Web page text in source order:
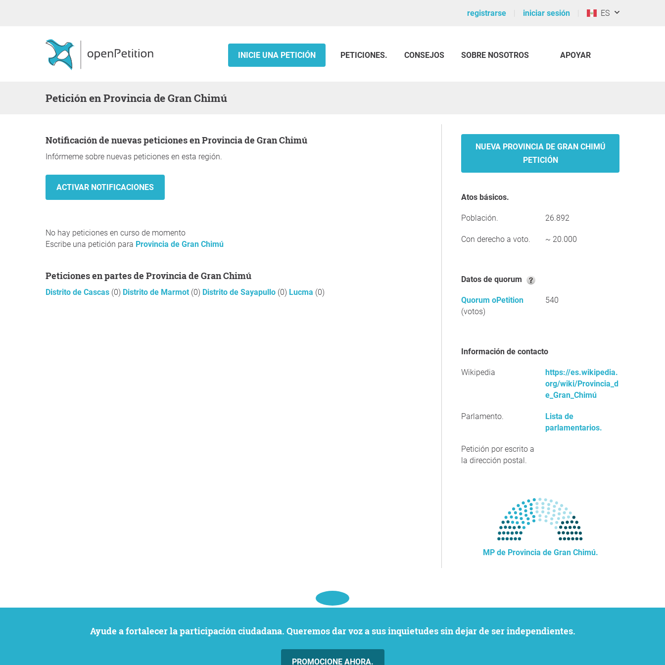
registrarse iniciar sesión ES
INICIE UNA PETICIÓN PETICIONES. CONSEJOS SOBRE NOSOTROS APOYAR
Petición en Provincia de Gran Chimú
Notificación de nuevas peticiones en Provincia de Gran Chimú
Infórmeme sobre nuevas peticiones en esta región.
No hay peticiones en curso de momento
Escribe una petición para Provincia de Gran Chimú
Peticiones en partes de Provincia de Gran Chimú
Distrito de Cascas (0) Distrito de Marmot (0) Distrito de Sayapullo (0) Lucma (0)
NUEVA PROVINCIA DE GRAN CHIMÚ
PETICIÓN
Atos básicos.
Población. 26.892
Con derecho a voto. ~ 20.000
Datos de quorum
Quorum oPetition
(votos)
540
Información de contacto
Wikipedia
https://es.wikipedia.
org/wiki/Provincia_d
e_Gran_Chimú
Parlamento.
Lista de
parlamentarios.
Petición por escrito a
la dirección postal.
MP de Provincia de Gran Chimú.
Ayude a fortalecer la participación ciudadana. Queremos dar voz a sus inquietudes sin dejar de ser independientes.
PROMOCIONE AHORA.